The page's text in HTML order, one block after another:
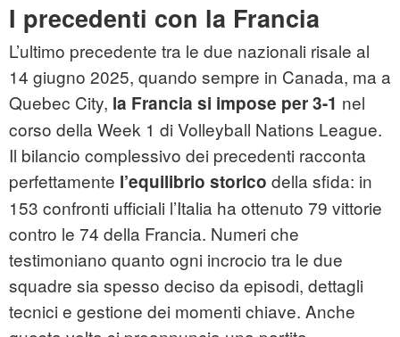
I precedenti con la Francia
L’ultimo precedente tra le due nazionali risale al
14 giugno 2025, quando sempre in Canada, ma a
Quebec City, la Francia si impose per 3-1 nel
corso della Week 1 di Volleyball Nations League.
Il bilancio complessivo dei precedenti racconta
perfettamente l’equilibrio storico della sfida: in
153 confronti ufficiali l’Italia ha ottenuto 79 vittorie
contro le 74 della Francia. Numeri che
testimoniano quanto ogni incrocio tra le due
squadre sia spesso deciso da episodi, dettagli
tecnici e gestione dei momenti chiave. Anche